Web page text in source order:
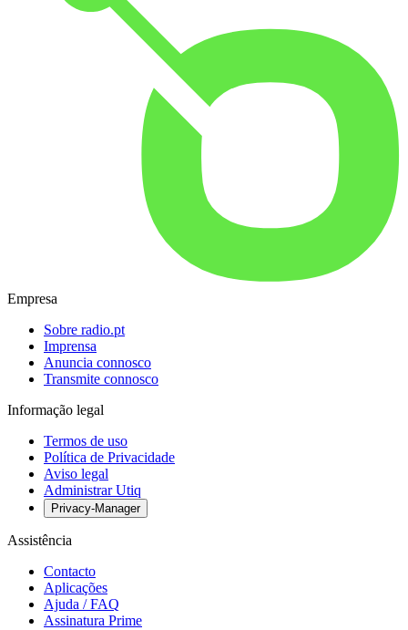
Empresa
Sobre radio.pt
Imprensa
Anuncia connosco
Transmite connosco
Informação legal
Termos de uso
Política de Privacidade
Aviso legal
Administrar Utiq
Privacy-Manager
Assistência
Contacto
Aplicações
Ajuda / FAQ
Assinatura Prime